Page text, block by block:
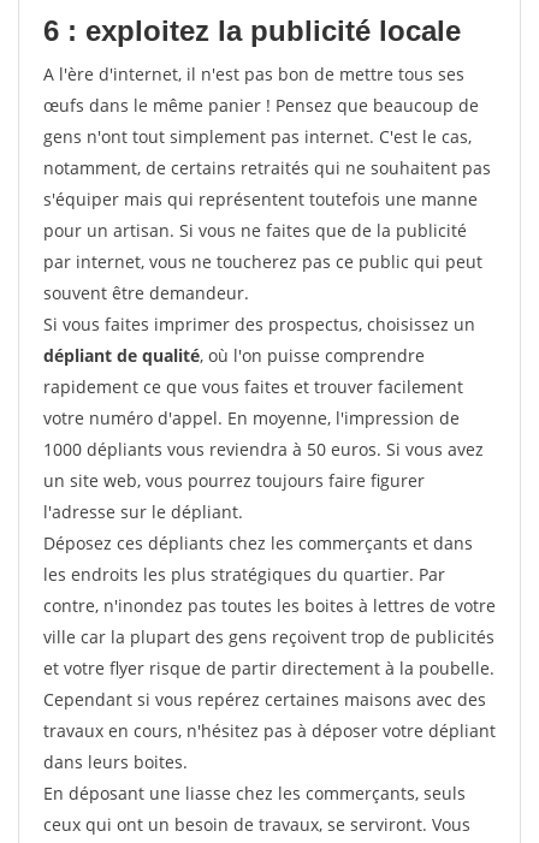
6 : exploitez la publicité locale
A l'ère d'internet, il n'est pas bon de mettre tous ses
œufs dans le même panier ! Pensez que beaucoup de
gens n'ont tout simplement pas internet. C'est le cas,
notamment, de certains retraités qui ne souhaitent pas
s'équiper mais qui représentent toutefois une manne
pour un artisan. Si vous ne faites que de la publicité
par internet, vous ne toucherez pas ce public qui peut
souvent être demandeur.
Si vous faites imprimer des prospectus, choisissez un
dépliant de qualité, où l'on puisse comprendre
rapidement ce que vous faites et trouver facilement
votre numéro d'appel. En moyenne, l'impression de
1000 dépliants vous reviendra à 50 euros. Si vous avez
un site web, vous pourrez toujours faire figurer
l'adresse sur le dépliant.
Déposez ces dépliants chez les commerçants et dans
les endroits les plus stratégiques du quartier. Par
contre, n'inondez pas toutes les boites à lettres de votre
ville car la plupart des gens reçoivent trop de publicités
et votre flyer risque de partir directement à la poubelle.
Cependant si vous repérez certaines maisons avec des
travaux en cours, n'hésitez pas à déposer votre dépliant
dans leurs boites.
En déposant une liasse chez les commerçants, seuls
ceux qui ont un besoin de travaux, se serviront. Vous